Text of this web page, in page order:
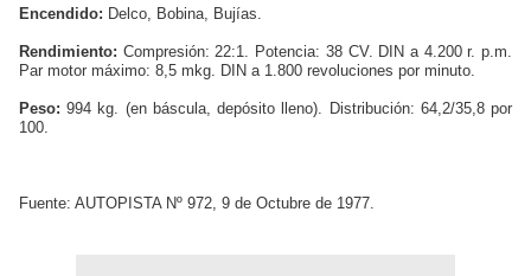
Encendido: Delco, Bobina, Bujías.
Rendimiento: Compresión: 22:1. Potencia: 38 CV. DIN a 4.200 r. p.m.
Par motor máximo: 8,5 mkg. DIN a 1.800 revoluciones por minuto.
Peso: 994 kg. (en báscula, depósito lleno). Distribución: 64,2/35,8 por
100.
Fuente: AUTOPISTA Nº 972, 9 de Octubre de 1977.